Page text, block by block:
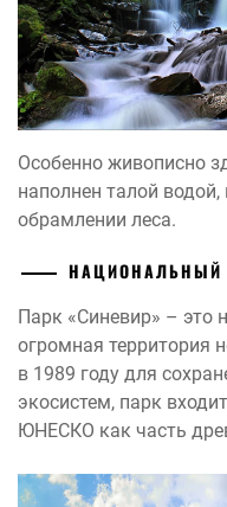
Особенно живописно
наполнен талой
обрамлении леса.
НАЦИОНАЛЬНЫЙ
Парк «Синевир» – это
огромная территория
в 1989 году для
экосистем, парк
ЮНЕСКО как часть